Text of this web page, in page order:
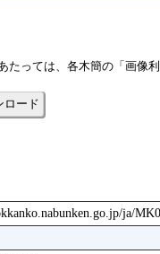
たっては、各木簡の「画像
ロード
ja/